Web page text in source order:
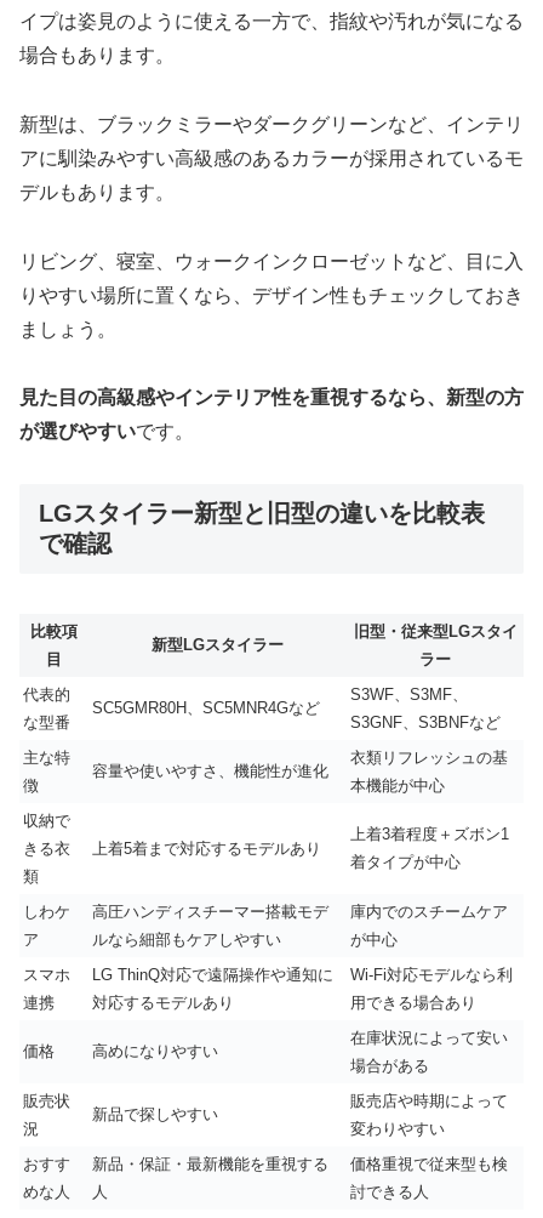
イプは姿見のように使える一方で、指紋や汚れが気になる
場合もあります。
新型は、ブラックミラーやダークグリーンなど、インテリ
アに馴染みやすい高級感のあるカラーが採用されているモ
デルもあります。
リビング、寝室、ウォークインクローゼットなど、目に入
りやすい場所に置くなら、デザイン性もチェックしておき
ましょう。
見た目の高級感やインテリア性を重視するなら、新型の方
が選びやすいです。
LGスタイラー新型と旧型の違いを比較表
で確認
比較項
目
新型LGスタイラー
旧型・従来型LGスタイ
ラー
代表的
な型番
SC5GMR80H、SC5MNR4Gなど
S3WF、S3MF、
S3GNF、S3BNFなど
主な特
徴
容量や使いやすさ、機能性が進化
衣類リフレッシュの基
本機能が中心
収納で
きる衣
類
上着5着まで対応するモデルあり
上着3着程度＋ズボン1
着タイプが中心
しわケ
ア
高圧ハンディスチーマー搭載モデ
ルなら細部もケアしやすい
庫内でのスチームケア
が中心
スマホ
連携
LG ThinQ対応で遠隔操作や通知に
対応するモデルあり
Wi-Fi対応モデルなら利
用できる場合あり
価格 高めになりやすい
在庫状況によって安い
場合がある
販売状
況
新品で探しやすい
販売店や時期によって
変わりやすい
おすす
めな人
新品・保証・最新機能を重視する
人
価格重視で従来型も検
討できる人